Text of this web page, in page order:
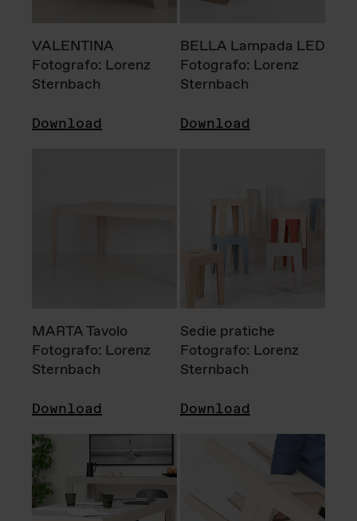
VALENTINA
Fotografo: Lorenz
Sternbach
Download
BELLA Lampada LED
Fotografo: Lorenz
Sternbach
Download
MARTA Tavolo
Fotografo: Lorenz
Sternbach
Download
Sedie pratiche
Fotografo: Lorenz
Sternbach
Download